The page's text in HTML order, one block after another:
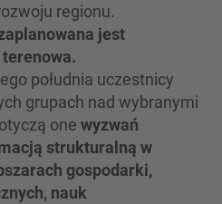
regionu.
jest
południa uczestnicy
grupach nad wybranymi
one wyzwań
strukturalną w
gospodarki,
nauk